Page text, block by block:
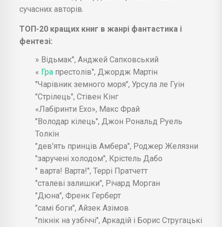
сучасних авторів.
ТОП-20 кращих книг в жанрі фантастика і
фентезі:
» Відьмак", Анджей Сапковський
« Гра престолів", Джордж Мартін
"Чарівник земного моря", Урсула ле Гуін
"Стрілець", Стівен Кінг
«Лабіринти Ехо», Макс Фрай
"Володар кілець", Джон Рональд Руель
Толкін
"дев'ять принців Амбера", Роджер Желязни
"заручені холодом", Крістель Дабо
" варта! Варта!", Террі Пратчетт
"сталеві залишки", Річард Морган
"Дюна", Френк Герберт
"самі боги", Айзек Азімов
"пікнік на узбіччі", Аркадій і Борис Стругацькі